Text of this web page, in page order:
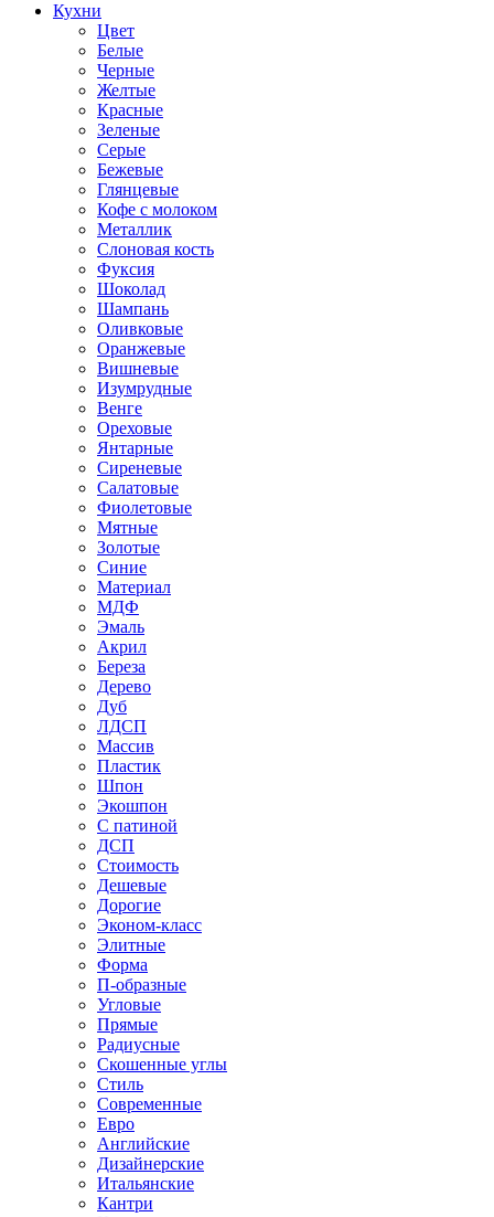
Кухни
Цвет
Белые
Черные
Желтые
Красные
Зеленые
Серые
Бежевые
Глянцевые
Кофе с молоком
Металлик
Слоновая кость
Фуксия
Шоколад
Шампань
Оливковые
Оранжевые
Вишневые
Изумрудные
Венге
Ореховые
Янтарные
Сиреневые
Салатовые
Фиолетовые
Мятные
Золотые
Синие
Материал
МДФ
Эмаль
Акрил
Береза
Дерево
Дуб
ЛДСП
Массив
Пластик
Шпон
Экошпон
С патиной
ДСП
Стоимость
Дешевые
Дорогие
Эконом-класс
Элитные
Форма
П-образные
Угловые
Прямые
Радиусные
Скошенные углы
Стиль
Современные
Евро
Английские
Дизайнерские
Итальянские
Кантри